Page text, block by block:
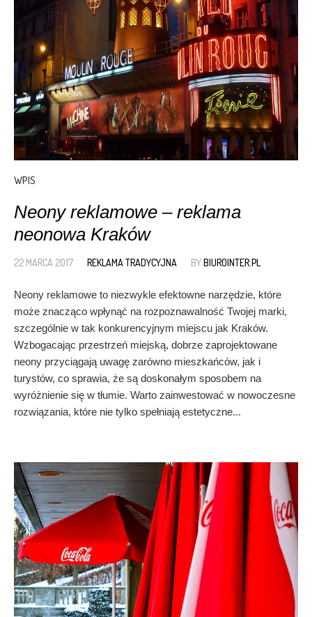
WPIS
Neony reklamowe – reklama
neonowa Kraków
22 MARCA 2017 REKLAMA TRADYCYJNA BYBIUROINTER.PL
Neony reklamowe to niezwykle efektowne narzędzie, które
może znacząco wpłynąć na rozpoznawalność Twojej marki,
szczególnie w tak konkurencyjnym miejscu jak Kraków.
Wzbogacając przestrzeń miejską, dobrze zaprojektowane
neony przyciągają uwagę zarówno mieszkańców, jak i
turystów, co sprawia, że są doskonałym sposobem na
wyróżnienie się w tłumie. Warto zainwestować w nowoczesne
rozwiązania, które nie tylko spełniają estetyczne...